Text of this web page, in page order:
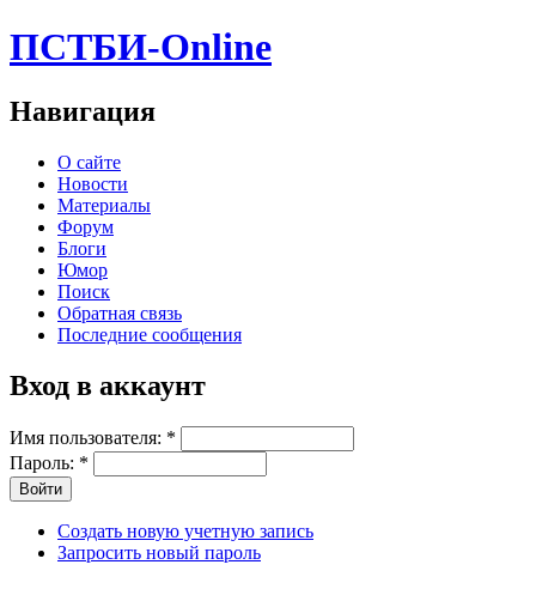
ПСТБИ-Online
Навигация
О сайте
Новости
Материалы
Форум
Блоги
Юмор
Поиск
Обратная связь
Последние сообщения
Вход в аккаунт
Имя пользователя: *
Пароль: *
Создать новую учетную запись
Запросить новый пароль